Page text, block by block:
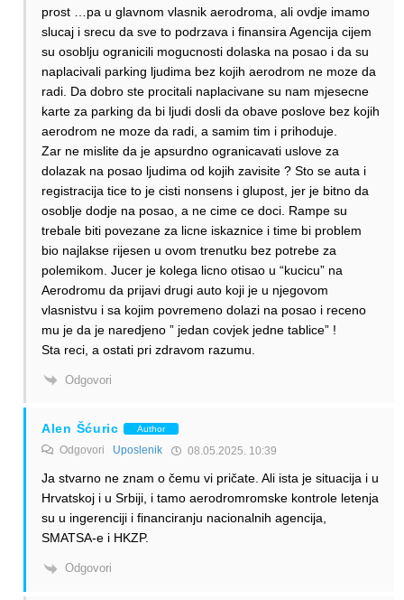
prost …pa u glavnom vlasnik aerodroma, ali ovdje imamo
slucaj i srecu da sve to podrzava i finansira Agencija cijem
su osoblju ogranicili mogucnosti dolaska na posao i da su
naplacivali parking ljudima bez kojih aerodrom ne moze da
radi. Da dobro ste procitali naplacivane su nam mjesecne
karte za parking da bi ljudi dosli da obave poslove bez kojih
aerodrom ne moze da radi, a samim tim i prihoduje.
Zar ne mislite da je apsurdno ogranicavati uslove za
dolazak na posao ljudima od kojih zavisite ? Sto se auta i
registracija tice to je cisti nonsens i glupost, jer je bitno da
osoblje dodje na posao, a ne cime ce doci. Rampe su
trebale biti povezane za licne iskaznice i time bi problem
bio najlakse rijesen u ovom trenutku bez potrebe za
polemikom. Jucer je kolega licno otisao u “kucicu” na
Aerodromu da prijavi drugi auto koji je u njegovom
vlasnistvu i sa kojim povremeno dolazi na posao i receno
mu je da je naredjeno ” jedan covjek jedne tablice” !
Sta reci, a ostati pri zdravom razumu.
Odgovori
Alen Šćuric Author
Odgovori Uposlenik 08.05.2025. 10:39
Ja stvarno ne znam o čemu vi pričate. Ali ista je situacija i u
Hrvatskoj i u Srbiji, i tamo aerodromromske kontrole letenja
su u ingerenciji i financiranju nacionalnih agencija,
SMATSA-e i HKZP.
Odgovori